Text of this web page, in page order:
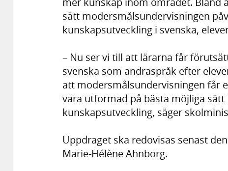
sätt modersmålsundervisningen
kunskapsutveckling i svenska,
– Nu ser vi till att lärarna får
svenska som andraspråk efter
att modersmålsundervisningen får
vara utformad på bästa möjliga
kunskapsutveckling, säger
Uppdraget ska redovisas senast
Marie-Hélène Ahnborg.